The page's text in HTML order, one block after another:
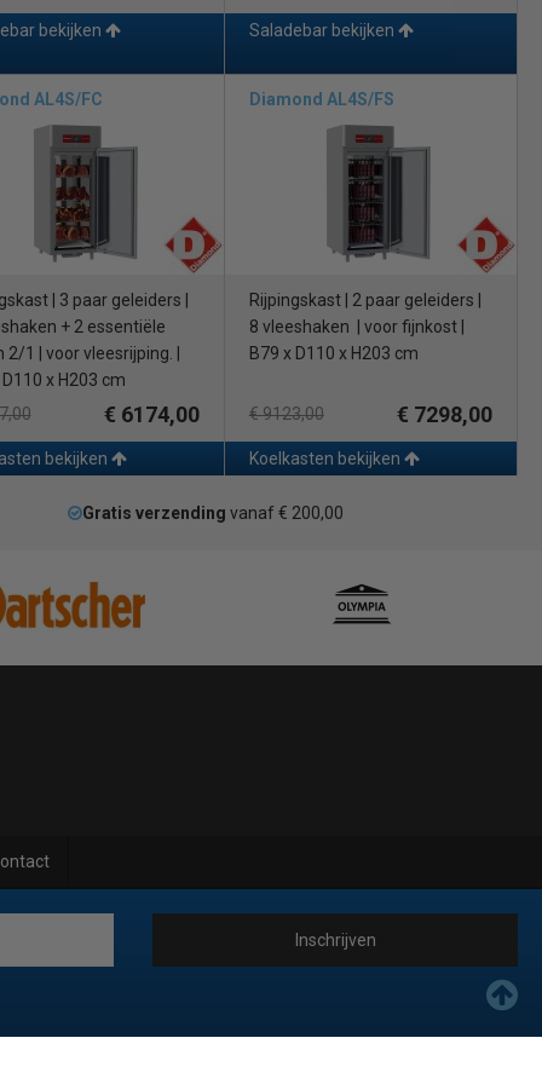
bekijken Saladebar bekijken
AL4S/FC
| 3 paar geleiders |
+ 2 essentiële
2/1 | voor vleesrijping. |
D110 x H203 cm
€ 6174,00
bekijken
Diamond AL4S/FS
Rijpingskast | 2 paar geleiders |
8 vleeshaken | voor fijnkost |
B79 x D110 x H203 cm
€ 9123,00 € 7298,00
Koelkasten bekijken
Gratis verzending vanaf € 200,00
Inschrijven